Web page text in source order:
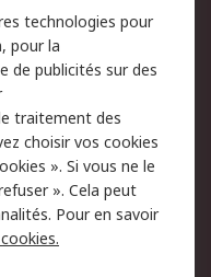
technique
des e-mails
générales
vente
technologies pour
pour la
de publicités sur des
traitement des
choisir vos cookies
». Si vous ne le
». Cela peut
Pour en savoir